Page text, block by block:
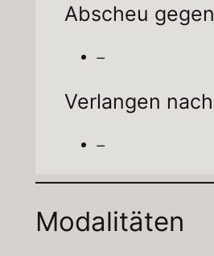
Abscheu gegen
–
Verlangen nach
–
Modalitäten